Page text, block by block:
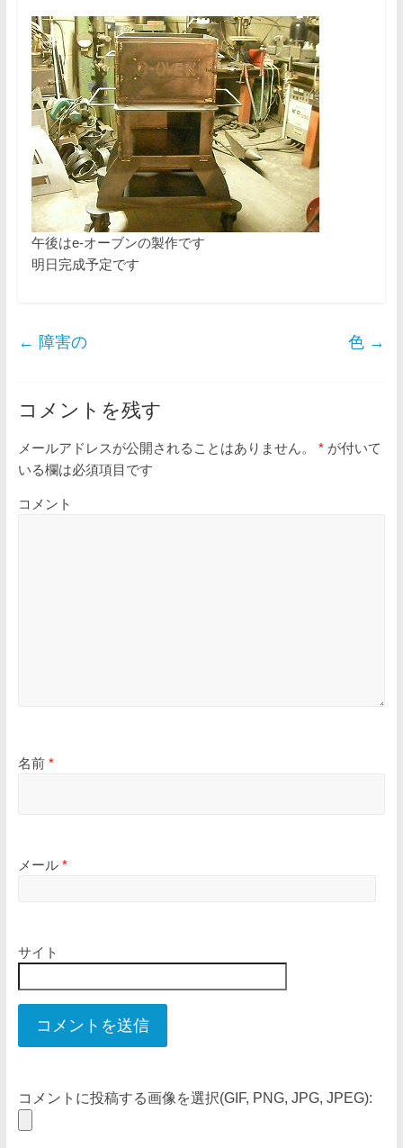
午後はe-オーブンの製作です
明日完成予定です
← 障害の 色 →
コメントを残す
メールアドレスが公開されることはありません。 *が付いて
いる欄は必須項目です
コメント
名前 *
メール *
サイト
コメントに投稿する画像を選択(GIF, PNG, JPG, JPEG):